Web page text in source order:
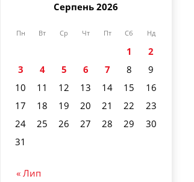
Серпень 2026
Пн Вт Ср Чт Пт Сб Нд
1
2
3
4 5 6 7 8
9
10
11 12 13 14 15
16
17
18 19 20 21 22
23
24
25 26 27 28 29
30
31
« Лип